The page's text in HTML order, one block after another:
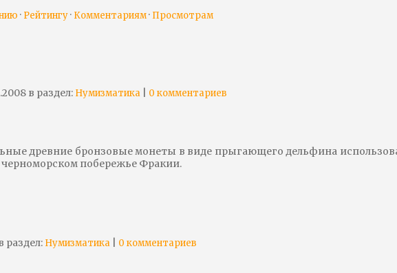
· Рейтингу· Комментариям· Просмотрам
в раздел: Нумизматика 0 комментариев
древние бронзовые монеты в виде прыгающего дельфина
черноморском побережье Фракии.
раздел: Нумизматика 0 комментариев